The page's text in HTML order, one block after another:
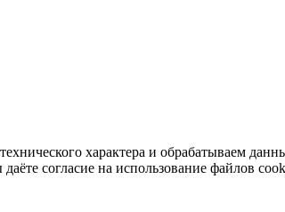
характера и обрабатываем
согласие на использование файлов